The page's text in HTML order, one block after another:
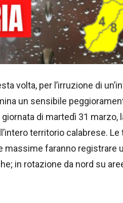
volta, per l’irruzione di
un sensibile
di martedì 31 marzo,
territorio calabrese.
faranno registrare
in rotazione da nord su